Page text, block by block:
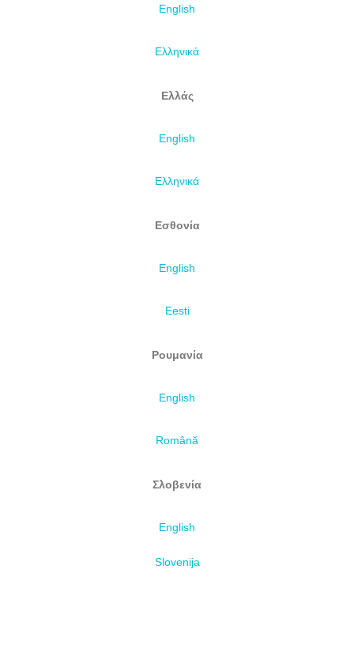
English
Ελληνικά
Ελλάς
English
Ελληνικά
Εσθονία
English
Eesti
Ρουμανία
English
Română
Σλοβενία
English
Slovenija